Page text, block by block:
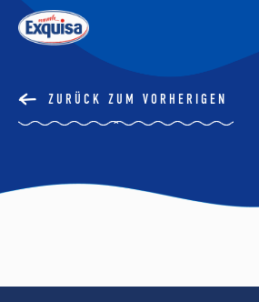
ZURÜCK ZUM VORHERIGEN